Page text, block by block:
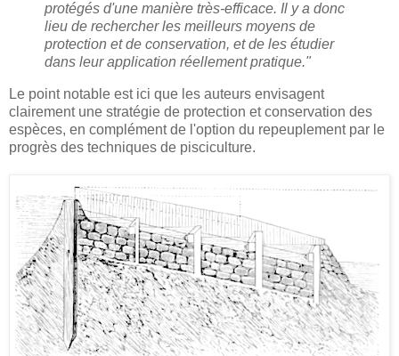
protégés d'une manière très-efficace. Il y a donc
lieu de rechercher les meilleurs moyens de
protection et de conservation, et de les étudier
dans leur application réellement pratique."
Le point notable est ici que les auteurs envisagent
clairement une stratégie de protection et conservation des
espèces, en complément de l'option du repeuplement par le
progrès des techniques de pisciculture.